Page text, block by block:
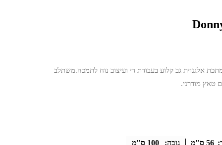
אלגנוית גב קלוע בעבודת די ועיצוב נוח לתמכה.משתלב
טאץ מודרני.
56 ס"מ גובה: 100 ס"מ